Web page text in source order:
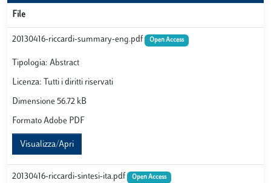
File
20130416-riccardi-summary-eng.pdf Open Access
Tipologia: Abstract
Licenza: Tutti i diritti riservati
Dimensione 56.72 kB
Formato Adobe PDF
Visualizza/Apri
20130416-riccardi-sintesi-ita.pdf Open Access